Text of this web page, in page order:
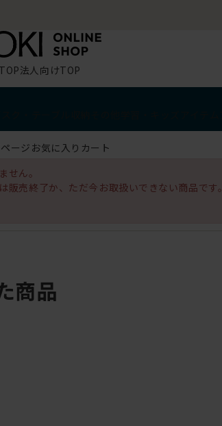
法人向けTOP
ージ お気に入り カート
せん。
販売終了か、ただ今お取扱いできない商品です。
商品